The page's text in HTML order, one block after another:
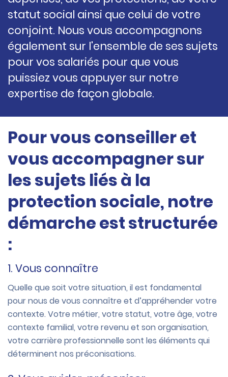
statut social ainsi que celui de votre
conjoint. Nous vous accompagnons
également sur l'ensemble de ses sujets
pour vos salariés pour que vous
puissiez vous appuyer sur notre
expertise de façon globale.
Pour vous conseiller et
vous accompagner sur
les sujets liés à la
protection sociale, notre
démarche est structurée
:
1. Vous connaître
Quelle que soit votre situation, il est fondamental
pour nous de vous connaître et d’appréhender votre
contexte. Votre métier, votre statut, votre âge, votre
contexte familial, votre revenu et son organisation,
votre carrière professionnelle sont les éléments qui
déterminent nos préconisations.